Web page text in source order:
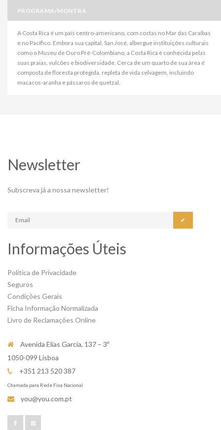
PROGRAMA/MONTRA
A Costa Rica é um país centro-americano, com costas no Mar das Caraíbas
e no Pacífico. Embora sua capital, San José, albergue instituições culturais
como o Museu de Ouro Pré-Colombiano, a Costa Rica é conhecida pelas
suas praias, vulcões e biodiversidade. Cerca de um quarto de sua área é
composta de floresta protegida, repleta de vida selvagem, incluindo
macacos-aranha e pássaros de quetzal.
Newsletter
Subscreva já a nossa newsletter!
✔
Informações Úteis
Política de Privacidade
Seguros
Condições Gerais
Ficha Informação Normalizada
Livro de Reclamações Online
Avenida Elias Garcia, 137 – 3º
1050-099 Lisboa
+351 213 520 387
Chamada para Rede Fixa Nacional
you@you.com.pt